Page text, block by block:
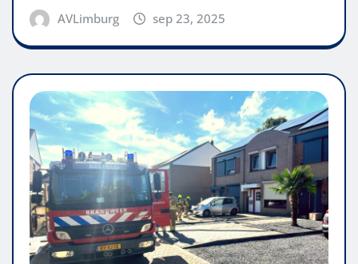
AVLimburg sep 23, 2025